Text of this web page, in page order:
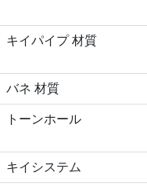
キイパイプ 材質
バネ 材質
トーンホール
キイシステム